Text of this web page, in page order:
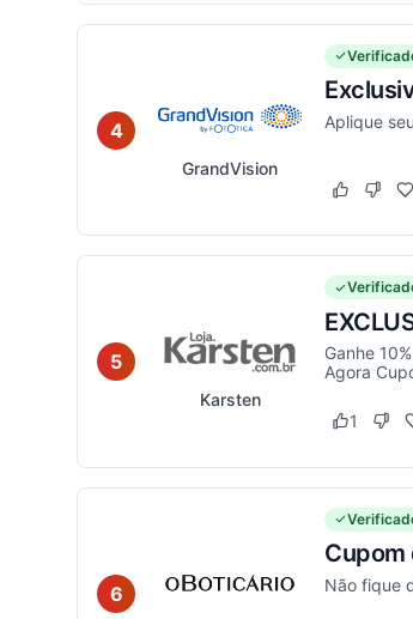
4
GrandVision
Aplique
EsteEste
5
Karsten
Ganhe
Agora
Este
1 Este
6
Cupom
Não fique